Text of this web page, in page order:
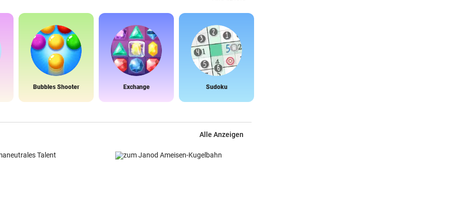
Bubbles Shooter Exchange Sudoku
Alle Anzeigen